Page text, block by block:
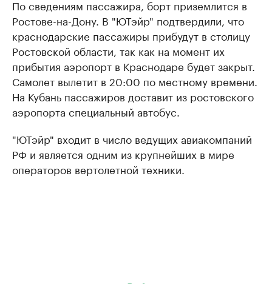
По сведениям пассажира, борт приземлится в
Ростове-на-Дону. В "ЮТэйр" подтвердили, что
краснодарские пассажиры прибудут в столицу
Ростовской области, так как на момент их
прибытия аэропорт в Краснодаре будет закрыт.
Самолет вылетит в 20:00 по местному времени.
На Кубань пассажиров доставит из ростовского
аэропорта специальный автобус.
"ЮТэйр" входит в число ведущих авиакомпаний
РФ и является одним из крупнейших в мире
операторов вертолетной техники.